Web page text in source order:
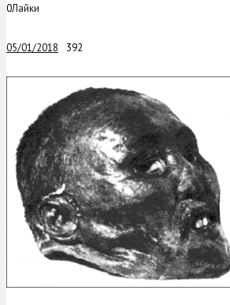
0Лайки
05/01/2018 392